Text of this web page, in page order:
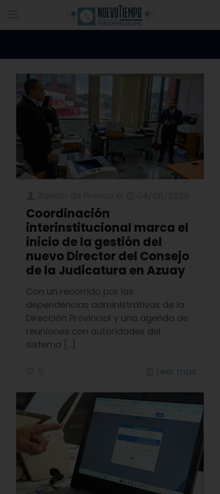
Coordinación
interinstitucional marca el
inicio de la gestión del
nuevo Director del Consejo
de la Judicatura en Azuay
Con un recorrido por las
dependencias administrativas de la
Dirección Provincial y una agenda de
reuniones con autoridades del
sistema […]
Leer mas